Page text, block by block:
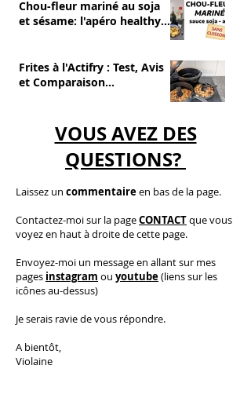
Chou-fleur mariné au soja
et sésame: l'apéro healthy
Frites à l'Actifry : Test, Avis
et Comparaison
VOUS AVEZ DES
QUESTIONS?
Laissez un commentaireen bas de la page.
Contactez-moisur la pageCONTACTque vous
voyez en haut à droite de cette page.
​Envoyez-moi un message en allant sur mes
pages instagram ou youtube(liens sur les
icônes au-dessus)
Je serais ravie de vous répondre.
A bientôt,
Violaine